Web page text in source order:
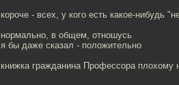
короче - всех, у кого есть какое-нибудь
нормально, в общем, отношусь
я бы даже сказал - положительно
книжка гражданина Профессора плохому